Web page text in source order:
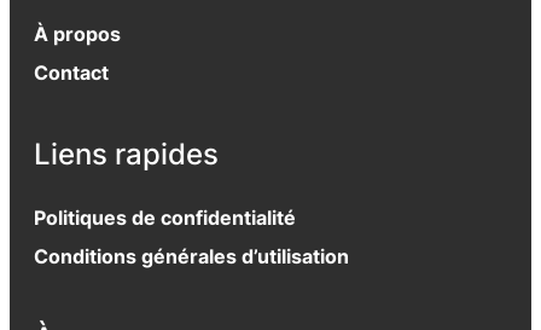
À propos
Contact
Liens rapides
Politiques de confidentialité
Conditions générales d’utilisation